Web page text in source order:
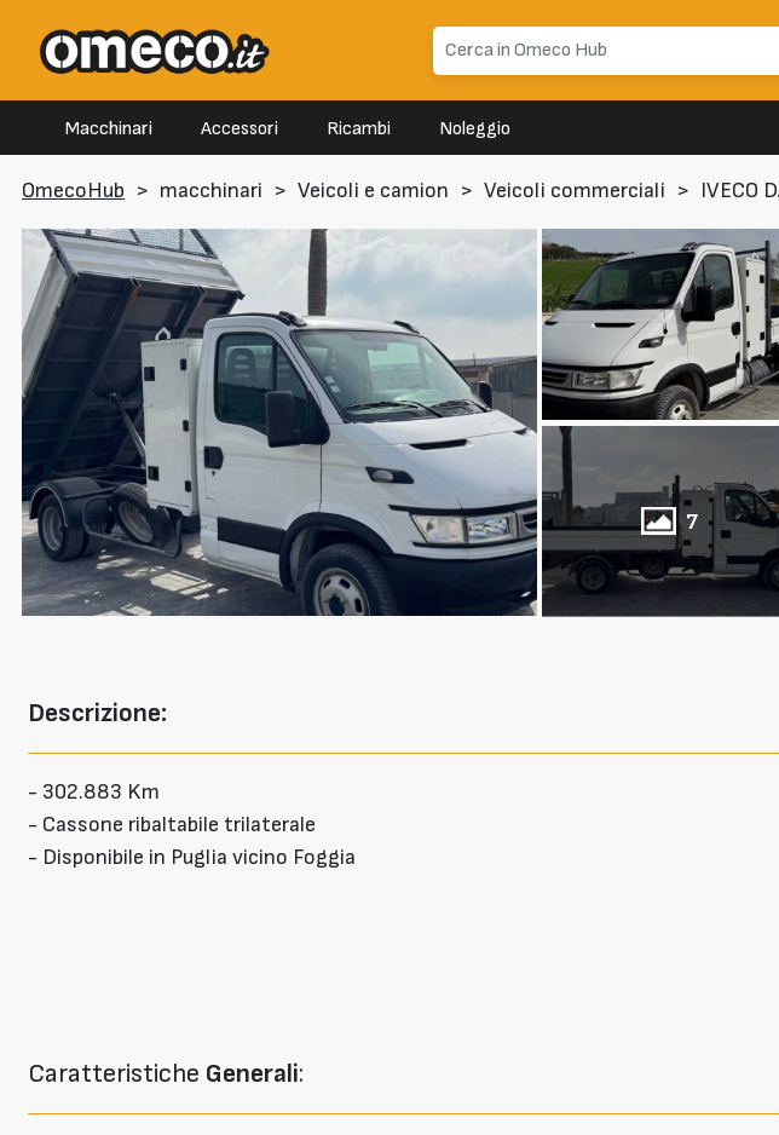
Macchinari Accessori Ricambi Noleggio
OmecoHub > macchinari > Veicoli e camion > Veicoli commerciali > IVECO
7
Descrizione:
- 302.883 Km
- Cassone ribaltabile trilaterale
- Disponibile in Puglia vicino Foggia
Caratteristiche Generali: